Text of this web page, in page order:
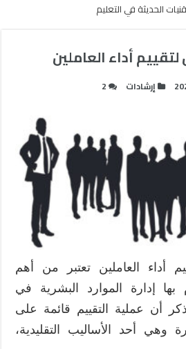
الحديثة في التعليم
إرشادات 2
أداء العاملين تعتبر من أهم
إدارة الموارد البشرية في
أن عملية التقييم قائمة على
وهي أحد الأساليب التقليدية،